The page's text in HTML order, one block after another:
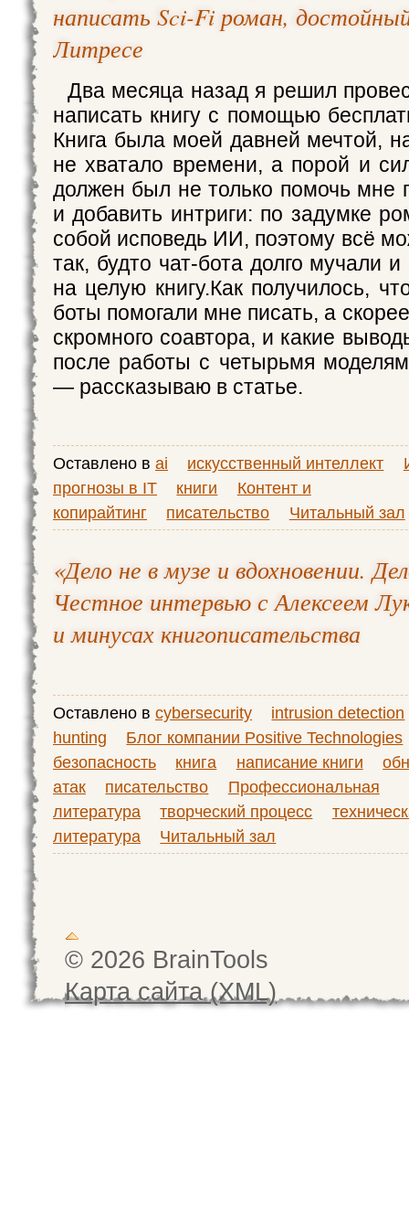
написать Sci-Fi роман,
Литресе
Два месяца назад я решил
написать книгу с помощью
Книга была моей давней мечтой,
не хватало времени, а порой и
должен был не только помочь мне
и добавить интриги: по задумке
собой исповедь ИИ, поэтому всё
так, будто чат-бота долго мучали
на целую книгу.Как получилось,
боты помогали мне писать, а
скромного соавтора, и какие
после работы с четырьмя
— рассказываю в статье.
Оставлено в ai искусственный интеллект
прогнозы в IT
книги
Контент и
копирайтинг
писательство Читальный зал
«Дело не в музе и вдохновении.
Честное интервью с Алексеем
и минусах книгописательства
Оставлено в cybersecurity
intrusion detection
hunting
Блог компании Positive Technologies
безопасность
книга написание книги
атак
писательство
Профессиональная
литература
творческий процесс
литература
Читальный зал
© 2026 BrainTools
Карта сайта (XML)